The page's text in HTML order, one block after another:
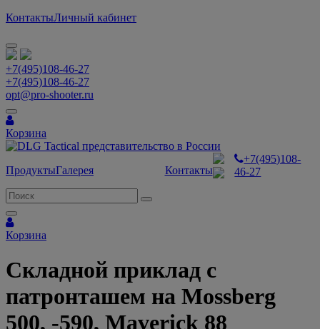
КонтактыЛичный кабинет
+7(495)108-46-27
+7(495)108-46-27
opt@pro-shooter.ru
Корзина
ПродуктыГалерея Контакты
+7(495)108-
46-27
Корзина
Складной приклад с
патронташем на Mossberg
500, -590, Maverick 88